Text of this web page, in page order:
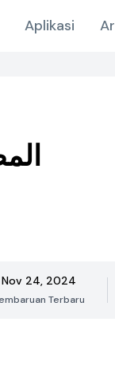
Aplikasi
Nov 24, 2024
Terbaru